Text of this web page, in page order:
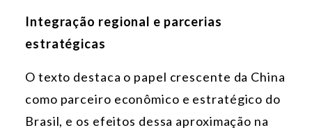
Integração regional e parcerias
estratégicas
O texto destaca o papel crescente da China
como parceiro econômico e estratégico do
Brasil, e os efeitos dessa aproximação na